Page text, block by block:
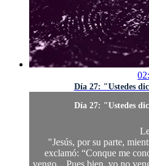
Día 27: "Ustedes
Día 27: "Ustedes
"Jesús, por su parte,
exclamó: “Conque me